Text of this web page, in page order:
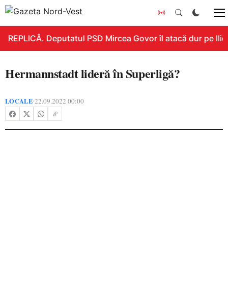
REPLICĂ. Deputatul PSD Mircea Govor îl atacă dur pe
Hermannstadt lideră în Superligă?
LOCALE•22.09.2022 00:00